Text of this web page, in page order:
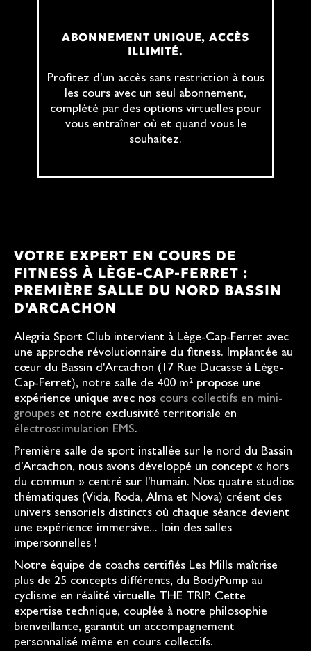
ABONNEMENT UNIQUE, ACCÈS
ILLIMITÉ.
Profitez d'un accès sans restriction à tous
les cours avec un seul abonnement,
complété par des options virtuelles pour
vous entraîner où et quand vous le
souhaitez.
VOTRE EXPERT EN COURS DE
FITNESS À LÈGE-CAP-FERRET :
PREMIÈRE SALLE DU NORD BASSIN
D'ARCACHON
Alegria Sport Club intervient à Lège-Cap-Ferret avec
une approche révolutionnaire du fitness. Implantée au
cœur du Bassin d'Arcachon (17 Rue Ducasse à Lège-
Cap-Ferret), notre salle de 400 m² propose une
expérience unique avec nos cours collectifs en mini-
groupes et notre exclusivité territoriale en
électrostimulation EMS.
Première salle de sport installée sur le nord du Bassin
d'Arcachon, nous avons développé un concept « hors
du commun » centré sur l'humain. Nos quatre studios
thématiques (Vida, Roda, Alma et Nova) créent des
univers sensoriels distincts où chaque séance devient
une expérience immersive... loin des salles
impersonnelles !
Notre équipe de coachs certifiés Les Mills maîtrise
plus de 25 concepts différents, du BodyPump au
cyclisme en réalité virtuelle THE TRIP. Cette
expertise technique, couplée à notre philosophie
bienveillante, garantit un accompagnement
personnalisé même en cours collectifs.